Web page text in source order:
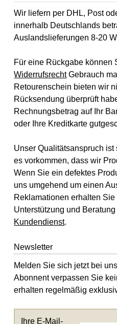
Wir liefern per DHL, Post
innerhalb Deutschlands
Auslandslieferungen 8-20
Für eine Rückgabe können
WiderrufsrechtGebrauch
Retourenschein bieten wir
Rücksendung überprüft
Rechnungsbetrag auf Ihr
oder Ihre Kreditkarte
Unser Qualitätsanspruch
es vorkommen, dass wir
Wenn Sie ein defektes
uns umgehend um einen
Reklamationen erhalten
Unterstützung und
Kundendienst.
Newsletter
Melden Sie sich jetzt bei
Abonnent verpassen Sie
erhalten regelmäßig
Ihre E-Mail-